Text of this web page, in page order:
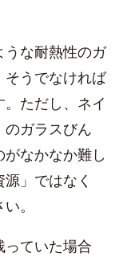
うな耐熱性のガ
そうでなければ
ただし、ネイ
のガラスびん
なかなか難し
」ではなく
。
っていた場合